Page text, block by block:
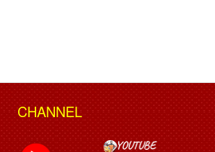
CHANNEL